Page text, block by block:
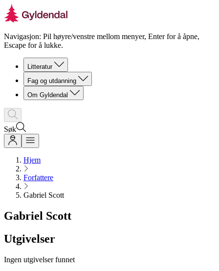
Navigasjon: Pil høyre/venstre mellom menyer, Enter for å åpne,
Escape for å lukke.
Litteratur
Fag og utdanning
Om Gyldendal
Søk
Hjem
Forfattere
Gabriel Scott
Gabriel Scott
Utgivelser
Ingen utgivelser funnet